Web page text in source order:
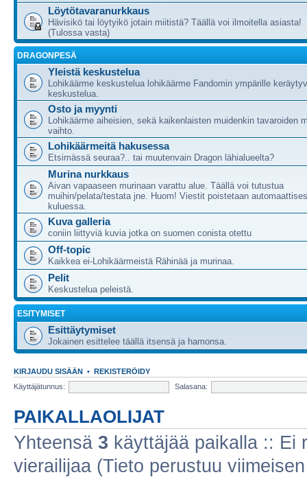
Löytötavaranurkkaus
Hävisikö tai löytyikö jotain miitistä? Täällä voi ilmoitella asiasta!
(Tulossa vasta)
DRAGONPESÄ
Yleistä keskustelua
Lohikäärme keskustelua lohikäärme Fandomin ympärille
keskustelua.
Osto ja myynti
Lohikäärme aiheisien, sekä kaikenlaisten muidenkin tavaroiden
vaihto.
Lohikäärmeitä hakusessa
Etsimässä seuraa?.. tai muutenvain Dragon lähialueelta?
Murina nurkkaus
Aivan vapaaseen murinaan varattu alue. Täällä voi tutustua
muihin/pelata/testata jne. Huom! Viestit poistetaan
kuluessa.
Kuva galleria
coniin liittyviä kuvia jotka on suomen conista otettu
Off-topic
Kaikkea ei-Lohikäärmeistä Rähinää ja murinaa.
Pelit
Keskustelua peleistä.
ESITYMISET
Esittäytymiset
Jokainen esittelee täällä itsensä ja hamonsa.
KIRJAUDU SISÄÄN • REKISTERÖIDY
Käyttäjätunnus:
Salasana:
PAIKALLAOLIJAT
Yhteensä 3 käyttäjää paikalla :: Ei
vierailijaa (Tieto perustuu